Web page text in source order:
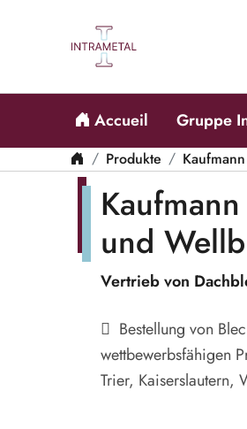
Accueil Gruppe
Produkte
und
Vertrieb von
Bestellung von
wettbewerbsfähigen
Trier, Kaiserslautern,